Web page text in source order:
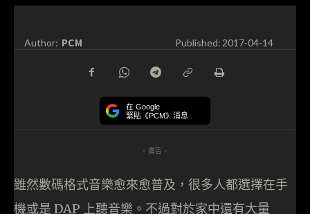
Author: PCM Published:2017-04-14
在 Google
緊貼《PCM》消息
- 廣告 -
雖然數碼格式音樂愈來愈普及，很多人都選擇在手
機或是 DAP 上聽音樂。不過對於家中還有大量